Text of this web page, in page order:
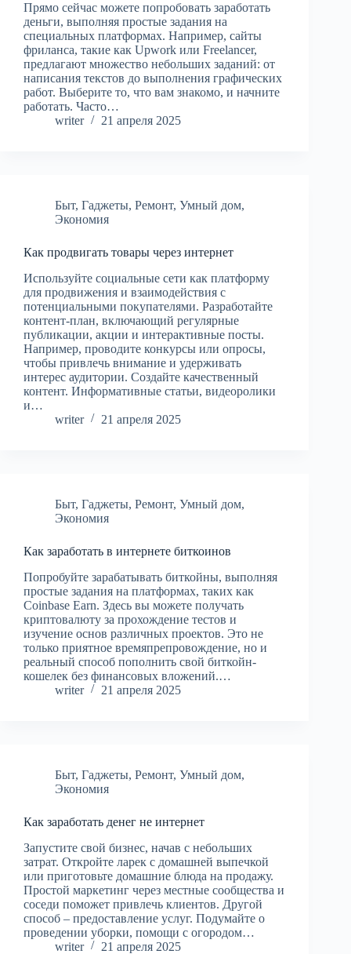
Прямо сейчас можете попробовать заработать
деньги, выполняя простые задания на
специальных платформах. Например, сайты
фриланса, такие как Upwork или Freelancer,
предлагают множество небольших заданий: от
написания текстов до выполнения графических
работ. Выберите то, что вам знакомо, и начните
работать. Часто…
writer
21 апреля 2025
Быт, Гаджеты, Ремонт, Умный дом,
Экономия
Как продвигать товары через интернет
Используйте социальные сети как платформу
для продвижения и взаимодействия с
потенциальными покупателями. Разработайте
контент-план, включающий регулярные
публикации, акции и интерактивные посты.
Например, проводите конкурсы или опросы,
чтобы привлечь внимание и удерживать
интерес аудитории. Создайте качественный
контент. Информативные статьи, видеоролики
и…
writer
21 апреля 2025
Быт, Гаджеты, Ремонт, Умный дом,
Экономия
Как заработать в интернете биткоинов
Попробуйте зарабатывать биткойны, выполняя
простые задания на платформах, таких как
Coinbase Earn. Здесь вы можете получать
криптовалюту за прохождение тестов и
изучение основ различных проектов. Это не
только приятное времяпрепровождение, но и
реальный способ пополнить свой биткойн-
кошелек без финансовых вложений.…
writer
21 апреля 2025
Быт, Гаджеты, Ремонт, Умный дом,
Экономия
Как заработать денег не интернет
Запустите свой бизнес, начав с небольших
затрат. Откройте ларек с домашней выпечкой
или приготовьте домашние блюда на продажу.
Простой маркетинг через местные сообщества и
соседи поможет привлечь клиентов. Другой
способ – предоставление услуг. Подумайте о
проведении уборки, помощи с огородом…
writer
21 апреля 2025